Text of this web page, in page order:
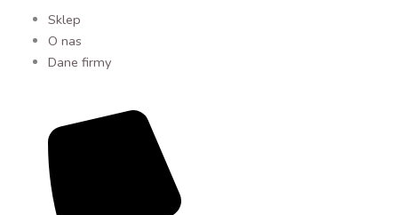
Sklep
O nas
Dane firmy